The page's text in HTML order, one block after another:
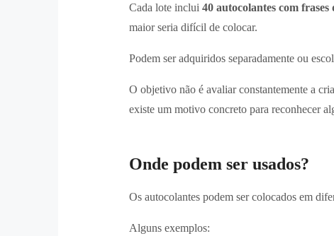
Cada lote inclui 40 autocolantes com frases
maior seria difícil de colocar.
Podem ser adquiridos separadamente ou
O objetivo não é avaliar constantemente a
existe um motivo concreto para reconhecer
Onde podem ser usados?
Os autocolantes podem ser colocados em
Alguns exemplos: